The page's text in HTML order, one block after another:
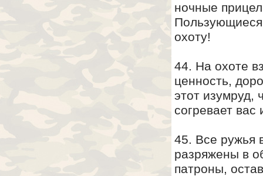
ночные
Пользующиеся
охоту!
44. На охоте
ценность,
этот изумруд,
согревает
45. Все ружья
разряжены в
патроны,